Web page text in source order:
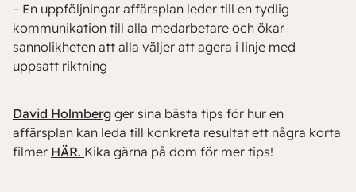
– En uppföljningar affärsplan leder till en tydlig
kommunikation till alla medarbetare och ökar
sannolikheten att alla väljer att agera i linje med
uppsatt riktning
David Holmberg ger sina bästa tips för hur en
affärsplan kan leda till konkreta resultat ett några korta
filmer HÄR. Kika gärna på dom för mer tips!